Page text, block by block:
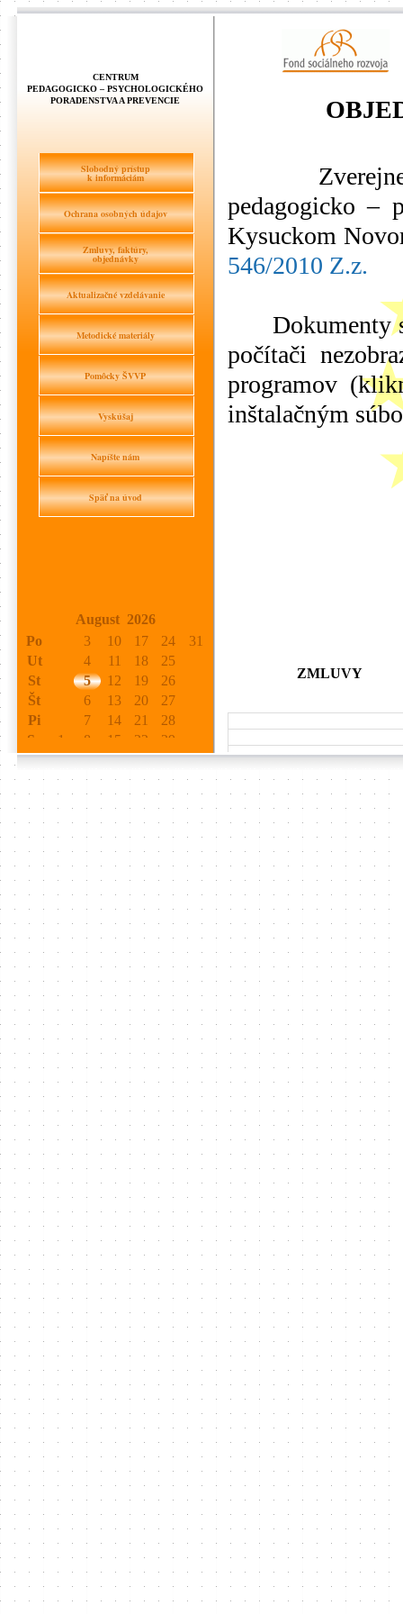
CENTRUM
PEDAGOGICKO – PSYCHOLOGICKÉHO
PORADENSTVA A PREVENCIE
Slobodný prístup
k informáciám
Ochrana osobných údajov
Zmluvy, faktúry,
objednávky
Aktualizačné vzdelávanie
Metodické materiály
Pomôcky ŠVVP
Vyskúšaj
Napíšte nám
Späť na úvod
August 2026
Po
3 10 17 24
31
Ut
4 11 18
25
St
5 12 19
26
Št
6 13 20
27
Pi
7 14 21
28
So
1 8 15 22
29
Ne
2 9 16 23 30
Zverejnené
pedagogicko –
Kysuckom
546/2010 Z.z.
Dokumenty
počítači
programov
inštalačným
ZMLUVY